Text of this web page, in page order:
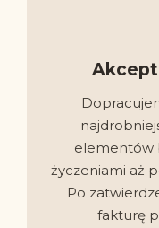
elementów
życzeniami aż
Po
fakturę